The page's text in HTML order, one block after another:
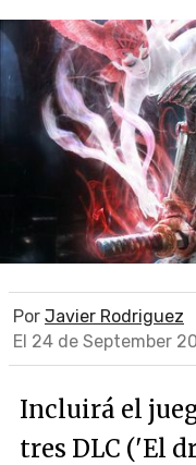
Por Javier Rodriguez
El 24 de September
Incluirá el
tres DLC ('El